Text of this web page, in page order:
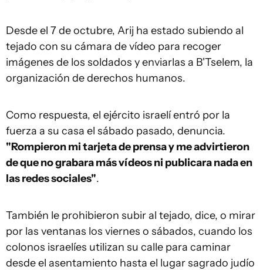
Desde el 7 de octubre, Arij ha estado subiendo al
tejado con su cámara de vídeo para recoger
imágenes de los soldados y enviarlas a B'Tselem, la
organización de derechos humanos.
Como respuesta, el ejército israelí entró por la
fuerza a su casa el sábado pasado, denuncia.
"Rompieron mi tarjeta de prensa y me advirtieron
de que no grabara más vídeos ni publicara nada en
las redes sociales".
También le prohibieron subir al tejado, dice, o mirar
por las ventanas los viernes o sábados, cuando los
colonos israelíes utilizan su calle para caminar
desde el asentamiento hasta el lugar sagrado judío